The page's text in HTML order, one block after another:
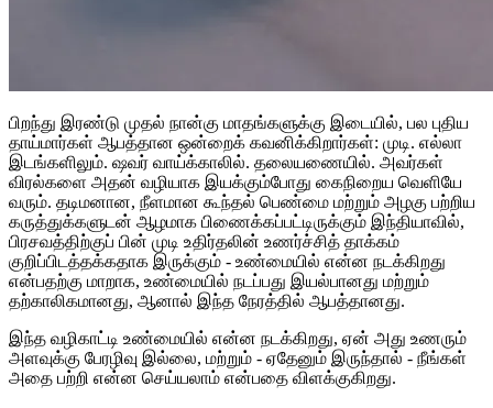
பிறந்து இரண்டு முதல் நான்கு மாதங்களுக்கு இடையில், பல புதிய
தாய்மார்கள் ஆபத்தான ஒன்றைக் கவனிக்கிறார்கள்: முடி. எல்லா
இடங்களிலும். ஷவர் வாய்க்காலில். தலையணையில். அவர்கள்
விரல்களை அதன் வழியாக இயக்கும்போது கைநிறைய வெளியே
வரும். தடிமனான, நீளமான கூந்தல் பெண்மை மற்றும் அழகு பற்றிய
கருத்துக்களுடன் ஆழமாக பிணைக்கப்பட்டிருக்கும் இந்தியாவில்,
பிரசவத்திற்குப் பின் முடி உதிர்தலின் உணர்ச்சித் தாக்கம்
குறிப்பிடத்தக்கதாக இருக்கும் - உண்மையில் என்ன நடக்கிறது
என்பதற்கு மாறாக, உண்மையில் நடப்பது இயல்பானது மற்றும்
தற்காலிகமானது, ஆனால் இந்த நேரத்தில் ஆபத்தானது.
இந்த வழிகாட்டி உண்மையில் என்ன நடக்கிறது, ஏன் அது உணரும்
அளவுக்கு பேரழிவு இல்லை, மற்றும் - ஏதேனும் இருந்தால் - நீங்கள்
அதை பற்றி என்ன செய்யலாம் என்பதை விளக்குகிறது.